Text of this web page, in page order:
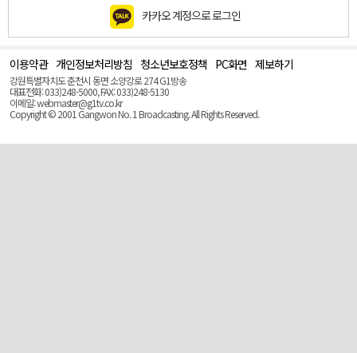
카카오 계정으로 로그인
이용약관 개인정보처리방침 청소년보호정책 PC화면 제보하기
강원특별자치도 춘천시 동면 소양강로 274 G1방송
대표전화: 033)248-5000, FAX: 033)248-5130
이메일: webmaster@g1tv.co.kr
Copyright © 2001 Gangwon No. 1 Broadcasting. All Rights Reserved.